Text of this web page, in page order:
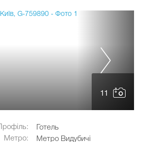
11
Профіль:
Готель
Метро:
Метро Видубичі